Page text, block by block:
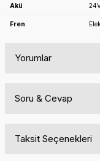
Akü
Fren
Yorumlar
Soru & Cevap
Taksit Seçenekleri